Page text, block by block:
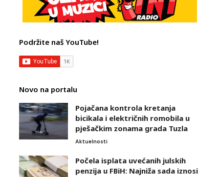
Podržite naš YouTube!
Novo na portalu
Pojačana kontrola kretanja
bicikala i električnih romobila u
pješačkim zonama grada Tuzla
Aktuelnosti
Počela isplata uvećanih julskih
penzija u FBiH: Najniža sada iznosi